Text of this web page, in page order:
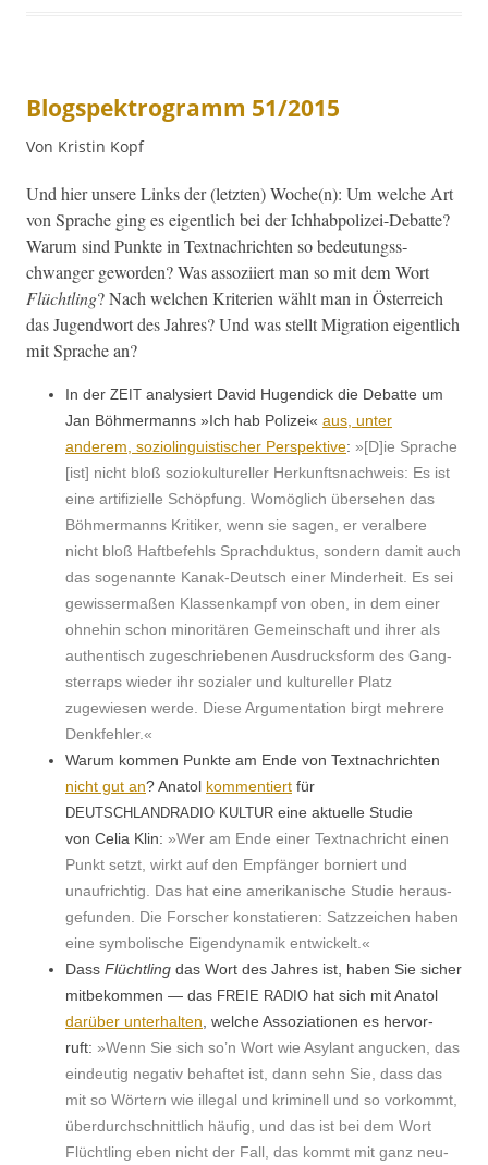
Blogspektrogramm 51/2015
Von Kristin Kopf
Und hier unsere Links der (let­zten) Woche(n): Um welche Art
von Sprache ging es eigentlich bei der Ich­habpolizei-Debat­te?
Warum sind Punk­te in Textnachricht­en so bedeu­tungss­
chwanger gewor­den? Was assozi­iert man so mit dem Wort
Flüchtling? Nach welchen Kri­te­rien wählt man in Öster­re­ich
das Jugend­wort des Jahres? Und was stellt Migra­tion eigentlich
mit Sprache an?
In der ZEIT analysiert David Hugen­dick die Debat­te um
Jan Böh­mer­manns »Ich hab Polizei« aus, unter
anderem, sozi­olin­guis­tis­ch­er Per­spek­tive: »[D]ie Sprache
[ist] nicht bloß soziokul­tureller Herkun­ft­snach­weis: Es ist
eine arti­fizielle Schöp­fung. Wom­öglich überse­hen das
Böh­mer­manns Kri­tik­er, wenn sie sagen, er ver­al­bere
nicht bloß Haft­be­fehls Sprach­duk­tus, son­dern damit auch
das soge­nan­nte Kanak-Deutsch ein­er Min­der­heit. Es sei
gewis­ser­maßen Klassenkampf von oben, in dem ein­er
ohne­hin schon minoritären Gemein­schaft und ihrer als
authen­tisch zugeschriebe­nen Aus­drucks­form des Gang­
ster­raps wieder ihr sozialer und kul­tureller Platz
zugewiesen werde. Diese Argu­men­ta­tion birgt mehrere
Denkfehler.«
Warum kom­men Punk­te am Ende von Textnachricht­en
nicht gut an? Ana­tol kom­men­tiert für
DEUTSCHLANDRADIO KULTUR eine aktuelle Studie
von Celia Klin: »Wer am Ende ein­er Textnachricht einen
Punkt set­zt, wirkt auf den Empfänger borniert und
unaufrichtig. Das hat eine amerikanis­che Studie her­aus­
ge­fun­den. Die Forsch­er kon­sta­tieren: Satzze­ichen haben
eine sym­bol­is­che Eigen­dy­namik entwickelt.«
Dass Flüchtling das Wort des Jahres ist, haben Sie sich­er
mit­bekom­men — das FREIE RADIO hat sich mit Ana­tol
darüber unter­hal­ten , welche Assozi­a­tio­nen es her­vor­
ruft: »Wenn Sie sich so’n Wort wie Asy­lant anguck­en, das
ein­deutig neg­a­tiv behaftet ist, dann sehn Sie, dass das
mit so Wörtern wie ille­gal und krim­inell und so vorkommt,
über­durch­schnit­tlich häu­fig, und das ist bei dem Wort
Flüchtling eben nicht der Fall, das kommt mit ganz neu­